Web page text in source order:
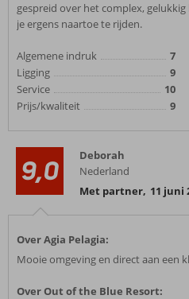
gespreid over het complex,
je ergens naartoe te rijden.
Algemene indruk
7
Ligging
9
Service
10
Prijs/kwaliteit
9
9,0
Deborah
Nederland
Met partner, 11 juni
Over Agia Pelagia:
Mooie omgeving en direct aan een
Over Out of the Blue Resort: